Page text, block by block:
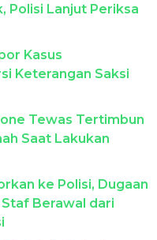
Polisi Lanjut Periksa
Kasus
Keterangan Saksi
Tewas Tertimbun
Saat Lakukan
ke Polisi, Dugaan
Berawal dari